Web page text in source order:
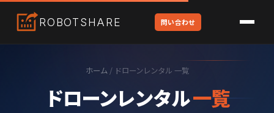
ROBOTSHARE 問い合わせ
ホーム/ ドローンレンタル 一覧
ドローンレンタル一覧